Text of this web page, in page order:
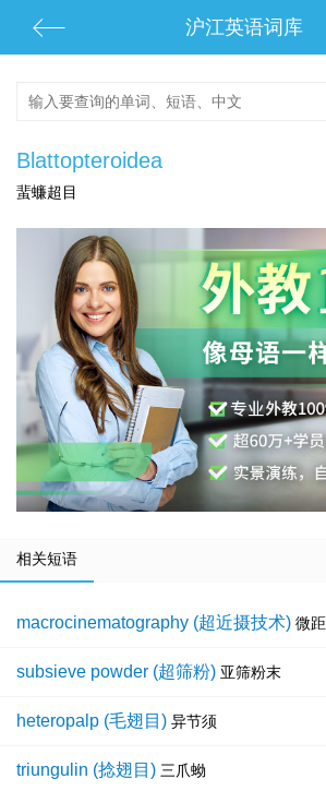
沪江英语词库
Blattopteroidea
蜚蠊超目
相关短语
macrocinematography (超近摄技术) 微
subsieve powder (超筛粉) 亚筛粉末
heteropalp (毛翅目) 异节须
triungulin (捻翅目) 三爪蚴